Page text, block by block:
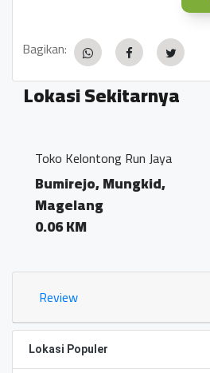
Bagikan:
Lokasi Sekitarnya
Review
Lokasi Populer